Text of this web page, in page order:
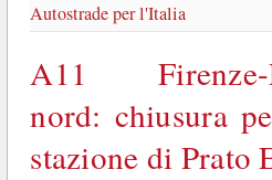
Autostrade per l'Italia
A11 Firenze-
nord: chiusura
stazione di Prato